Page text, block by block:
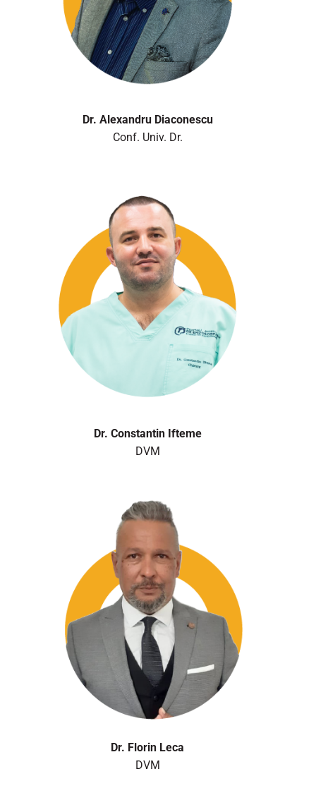
Dr. Alexandru Diaconescu
Conf. Univ. Dr.
Dr. Constantin Ifteme
DVM
Dr. Florin Leca
DVM